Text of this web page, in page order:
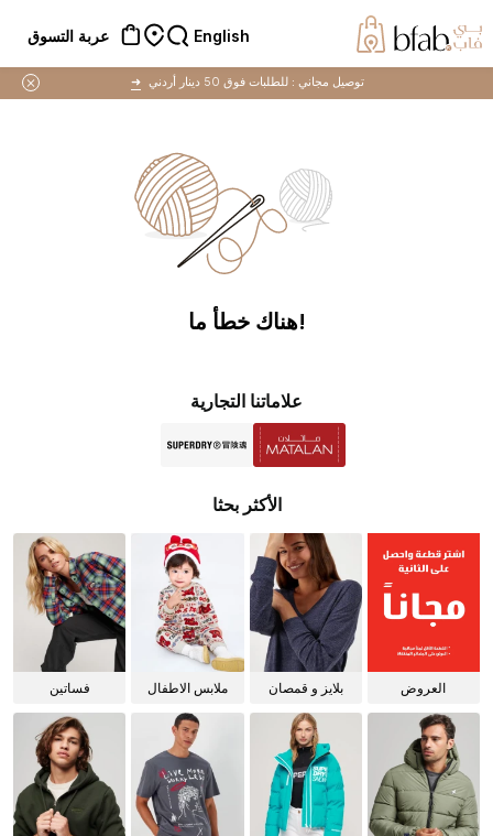
English عربة التسوق
توصيل مجاني : للطلبات فوق 50 دينار أردني ➜
!هناك خطأ ما
علاماتنا التجارية
الأكثر بحثا
العروض
بلايز و قمصان
ملابس الاطفال فساتين